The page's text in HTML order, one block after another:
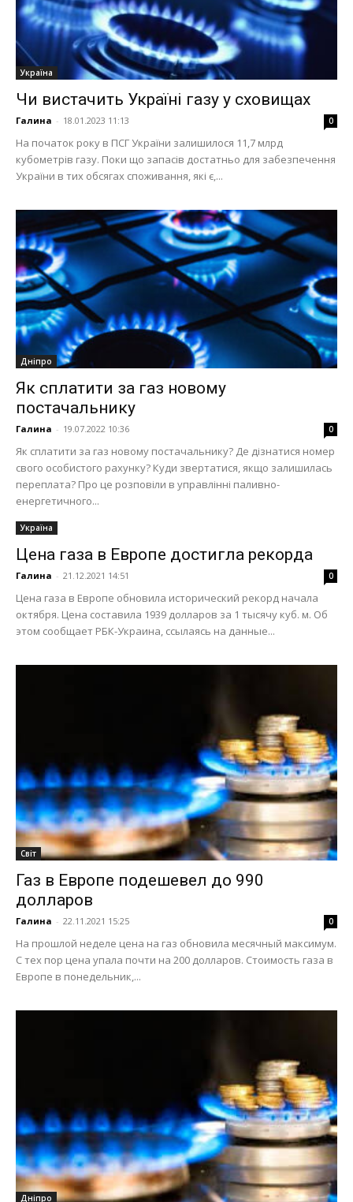
Україна
Чи вистачить Україні газу у сховищах
Галина - 18.01.2023 11:13 0
На початок року в ПСГ України залишилося 11,7 млрд
кубометрів газу. Поки що запасів достатньо для забезпечення
України в тих обсягах споживання, які є,...
Дніпро
Як сплатити за газ новому
постачальнику
Галина - 19.07.2022 10:36 0
Як сплатити за газ новому постачальнику? Де дізнатися номер
свого особистого рахунку? Куди звертатися, якщо залишилась
переплата? Про це розповіли в управлінні паливно-
енергетичного...
Україна
Цена газа в Европе достигла рекорда
Галина - 21.12.2021 14:51 0
Цена газа в Европе обновила исторический рекорд начала
октября. Цена составила 1939 долларов за 1 тысячу куб. м. Об
этом сообщает РБК-Украина, ссылаясь на данные...
Світ
Газ в Европе подешевел до 990
долларов
Галина - 22.11.2021 15:25 0
На прошлой неделе цена на газ обновила месячный максимум.
С тех пор цена упала почти на 200 долларов. Стоимость газа в
Европе в понедельник,...
Дніпро